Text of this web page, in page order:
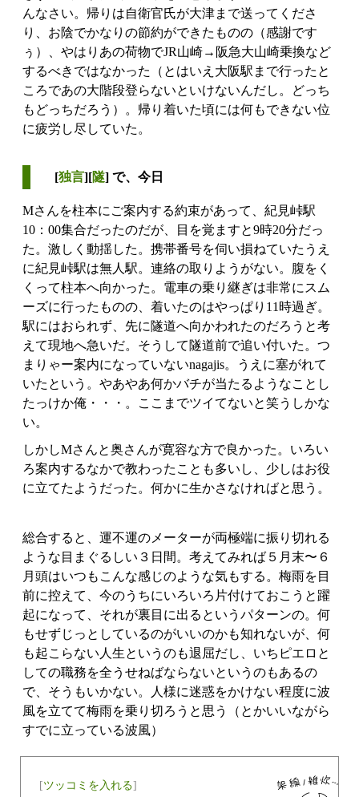
んなさい。帰りは自衛官氏が大津まで送ってくださ
り、お陰でかなりの節約ができたものの（感謝です
ぅ）、やはりあの荷物でJR山崎→阪急大山崎乗換など
するべきではなかった（とはいえ大阪駅まで行ったと
ころであの大階段登らないといけないんだし。どっち
もどっちだろう）。帰り着いた頃には何もできない位
に疲労し尽していた。
[独言][隧] で、今日
Mさんを柱本にご案内する約束があって、紀見峠駅
10：00集合だったのだが、目を覚ますと9時20分だっ
た。激しく動揺した。携帯番号を伺い損ねていたうえ
に紀見峠駅は無人駅。連絡の取りようがない。腹をく
くって柱本へ向かった。電車の乗り継ぎは非常にスム
ーズに行ったものの、着いたのはやっぱり11時過ぎ。
駅にはおられず、先に隧道へ向かわれたのだろうと考
えて現地へ急いだ。そうして隧道前で追い付いた。つ
まりゃー案内になっていないnagajis。うえに塞がれて
いたという。やあやあ何かバチが当たるようなことし
たっけか俺・・・。ここまでツイてないと笑うしかな
い。
しかしMさんと奥さんが寛容な方で良かった。いろい
ろ案内するなかで教わったことも多いし、少しはお役
に立てたようだった。何かに生かさなければと思う。
総合すると、運不運のメーターが両極端に振り切れる
ような目まぐるしい３日間。考えてみれば５月末〜６
月頭はいつもこんな感じのような気もする。梅雨を目
前に控えて、今のうちにいろいろ片付けておこうと躍
起になって、それが裏目に出るというパターンの。何
もせずじっとしているのがいいのかも知れないが、何
も起こらない人生というのも退屈だし、いちピエロと
しての職務を全うせねばならないというのもあるの
で、そうもいかない。人様に迷惑をかけない程度に波
風を立てて梅雨を乗り切ろうと思う（とかいいながら
すでに立っている波風）
[ツッコミを入れる]